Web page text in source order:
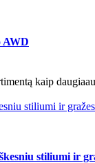
AWD
kaip
stiliumi ir
stiliumi ir